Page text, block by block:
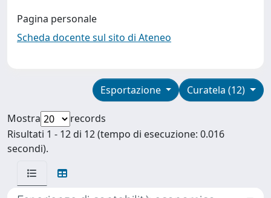
Pagina personale
Scheda docente sul sito di Ateneo
Curatela (12)
Esportazione
Mostra
records
Risultati 1 - 12 di 12 (tempo di esecuzione: 0.016
secondi).